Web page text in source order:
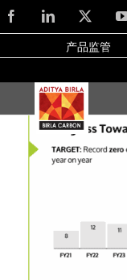
Skip
to
content
FacebookLinkedIn
产品监管